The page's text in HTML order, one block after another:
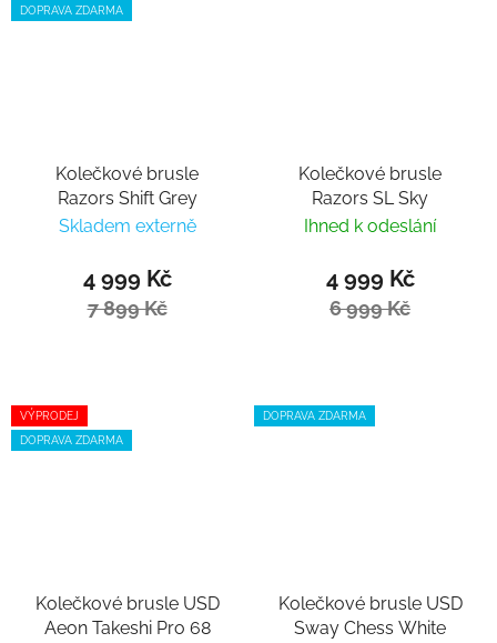
DOPRAVA ZDARMA
Kolečkové brusle
Razors Shift Grey
Skladem externě
4 999 Kč
7 899 Kč
Kolečkové brusle
Razors SL Sky
Ihned k odeslání
4 999 Kč
6 999 Kč
VÝPRODEJ
DOPRAVA ZDARMA
Kolečkové brusle USD
Aeon Takeshi Pro 68
DOPRAVA ZDARMA
Kolečkové brusle USD
Sway Chess White